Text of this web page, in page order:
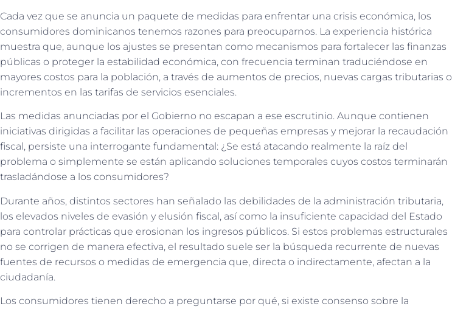
Cada vez que se anuncia un paquete de medidas para enfrentar una crisis económica, los
consumidores dominicanos tenemos razones para preocuparnos. La experiencia histórica
muestra que, aunque los ajustes se presentan como mecanismos para fortalecer las finanzas
públicas o proteger la estabilidad económica, con frecuencia terminan traduciéndose en
mayores costos para la población, a través de aumentos de precios, nuevas cargas tributarias o
incrementos en las tarifas de servicios esenciales.
Las medidas anunciadas por el Gobierno no escapan a ese escrutinio. Aunque contienen
iniciativas dirigidas a facilitar las operaciones de pequeñas empresas y mejorar la recaudación
fiscal, persiste una interrogante fundamental: ¿Se está atacando realmente la raíz del
problema o simplemente se están aplicando soluciones temporales cuyos costos terminarán
trasladándose a los consumidores?
Durante años, distintos sectores han señalado las debilidades de la administración tributaria,
los elevados niveles de evasión y elusión fiscal, así como la insuficiente capacidad del Estado
para controlar prácticas que erosionan los ingresos públicos. Si estos problemas estructurales
no se corrigen de manera efectiva, el resultado suele ser la búsqueda recurrente de nuevas
fuentes de recursos o medidas de emergencia que, directa o indirectamente, afectan a la
ciudadanía.
Los consumidores tienen derecho a preguntarse por qué, si existe consenso sobre la